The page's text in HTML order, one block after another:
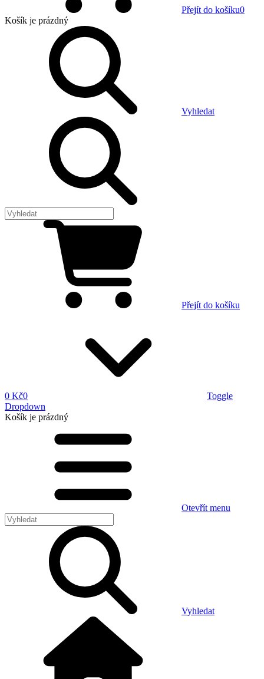
Přejít do košíku0
Košík je prázdný
Vyhledat
Přejít do košíku
0 Kč0
Toggle
Dropdown
Košík je prázdný
Otevřít menu
Vyhledat